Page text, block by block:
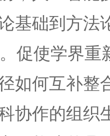
基础到方法
促使学界
如何互补整
协作的组织